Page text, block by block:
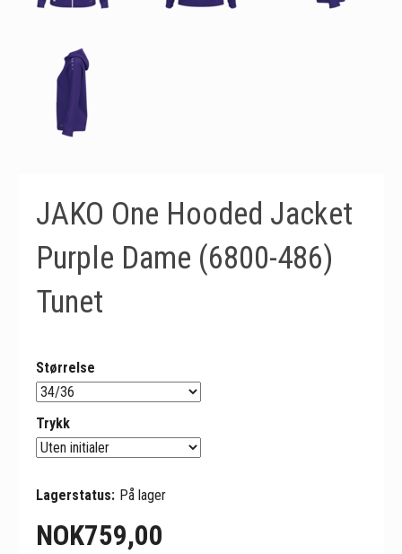
JAKO One Hooded Jacket
Purple Dame (6800-486)
Tunet
Størrelse
Trykk
Lagerstatus: På lager
NOK759,00